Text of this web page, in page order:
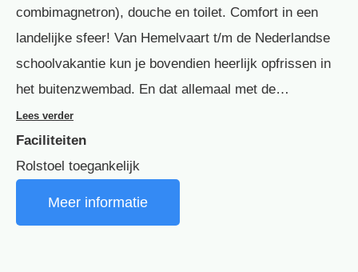
combimagnetron), douche en toilet. Comfort in een
landelijke sfeer! Van Hemelvaart t/m de Nederlandse
schoolvakantie kun je bovendien heerlijk opfrissen in
het buitenzwembad. En dat allemaal met de…
Lees verder
Faciliteiten
Rolstoel toegankelijk
Meer informatie